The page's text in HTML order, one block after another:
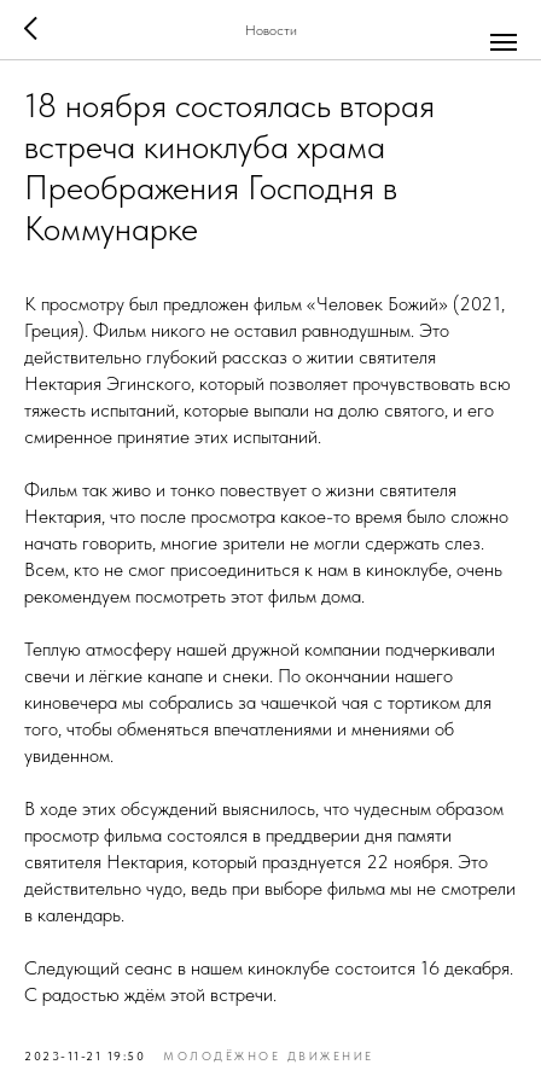
Новости
18 ноября состоялась вторая
встреча киноклуба храма
Преображения Господня в
Коммунарке
К просмотру был предложен фильм «Человек Божий» (2021,
Греция). Фильм никого не оставил равнодушным. Это
действительно глубокий рассказ о житии святителя
Нектария Эгинского, который позволяет прочувствовать всю
тяжесть испытаний, которые выпали на долю святого, и его
смиренное принятие этих испытаний.
Фильм так живо и тонко повествует о жизни святителя
Нектария, что после просмотра какое-то время было сложно
начать говорить, многие зрители не могли сдержать слез.
Всем, кто не смог присоединиться к нам в киноклубе, очень
рекомендуем посмотреть этот фильм дома.
Теплую атмосферу нашей дружной компании подчеркивали
свечи и лёгкие канапе и снеки. По окончании нашего
киновечера мы собрались за чашечкой чая с тортиком для
того, чтобы обменяться впечатлениями и мнениями об
увиденном.
В ходе этих обсуждений выяснилось, что чудесным образом
просмотр фильма состоялся в преддверии дня памяти
святителя Нектария, который празднуется 22 ноября. Это
действительно чудо, ведь при выборе фильма мы не смотрели
в календарь.
Следующий сеанс в нашем киноклубе состоится 16 декабря.
С радостью ждём этой встречи.
2023-11-21 19:50 МОЛОДЁЖНОЕ ДВИЖЕНИЕ